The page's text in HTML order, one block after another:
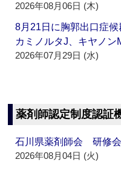
2026年08月06日 (木)
8月21日に胸郭出口症
カミノルタJ、キヤノン
2026年07月29日 (水)
薬剤師認定制度認証
石川県薬剤師会 研修
2026年08月04日 (火)